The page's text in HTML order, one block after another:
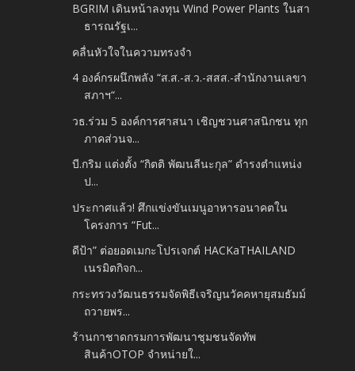
BGRIM เดินหน้าลงทุน Wind Power Plants ในสา
ธารณรัฐเ...
คลื่นหัวใจในความทรงจำ
4 องค์กรผนึกพลัง “ส.ส.-ส.ว.-สสส.-สำนักงานเลขา
สภาฯ“...
วธ.ร่วม 5 องค์การศาสนา เชิญชวนศาสนิกชน ทุก
ภาคส่วนจ...
บี.กริม แต่งตั้ง “กิตติ พัฒนลีนะกุล” ดำรงตำแหน่ง
ป...
ประกาศแล้ว! ศึกแข่งขันเมนูอาหารอนาคตใน
โครงการ “Fut...
ดีป้า” ต่อยอดเมกะโปรเจกต์ HACKaTHAILAND
เนรมิตกิจก...
กระทรวงวัฒนธรรมจัดพิธีเจริญนวัคคหายุสมธัมม์
ถวายพร...
ร้านกาชาดกรมการพัฒนาชุมชนจัดทัพ
สินค้าOTOP จำหน่ายใ...